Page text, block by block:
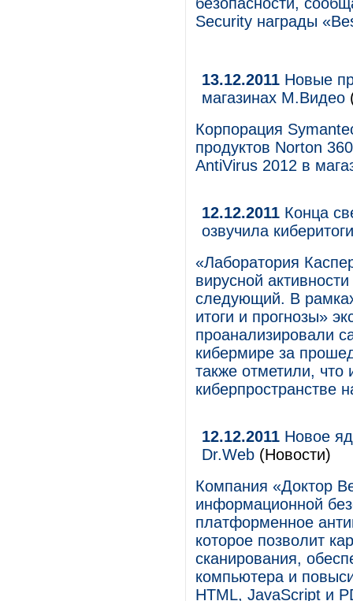
Security награды
13.12.2011 Новые
магазинах М.Видео
Корпорация
продуктов Norton
AntiVirus 2012 в
12.12.2011 Конца
озвучила
«Лаборатория
вирусной
следующий. В
итоги и прогнозы»
проанализировали
кибермире за
также отметили, что
киберпространстве
12.12.2011 Новое
Dr.Web (Новости)
Компания «Доктор
информационной
платформенное
которое позволит
сканирования,
компьютера и
HTML, JavaScript и